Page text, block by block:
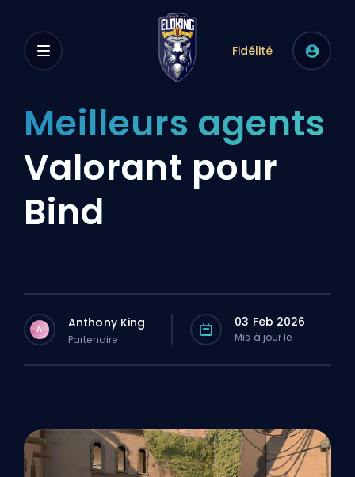
Fidélité
Meilleurs agents
Valorant pour
Bind
A Anthony King
Partenaire
03 Feb 2026
Mis à jour le